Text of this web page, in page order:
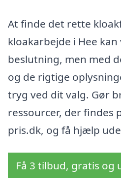
At finde det rette
kloakarbejde i Hee
beslutning, men med
og de rigtige
tryg ved dit valg. Gør
ressourcer, der findes
pris.dk, og få hjælp
Få 3 tilbud, gratis og